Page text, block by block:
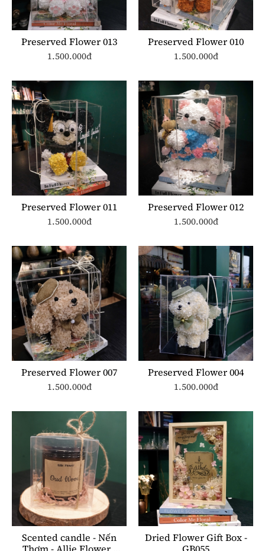
Preserved Flower 013
1.500.000đ
Preserved Flower 010
1.500.000đ
Preserved Flower 011
1.500.000đ
Preserved Flower 012
1.500.000đ
Preserved Flower 007
1.500.000đ
Preserved Flower 004
1.500.000đ
Scented candle - Nến
Thơm - Allie Flower -
Dried Flower Gift Box -
GB055